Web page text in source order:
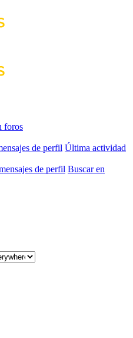
foros
de perfil Última actividad
de perfil Buscar en